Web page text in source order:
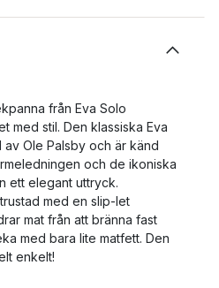
från Eva Solo
med stil. Den klassiska Eva
Ole Palsby och är känd
och de ikoniska
ett elegant uttryck.
med en slip-let
mat från att bränna fast
med bara lite matfett. Den
enkelt!